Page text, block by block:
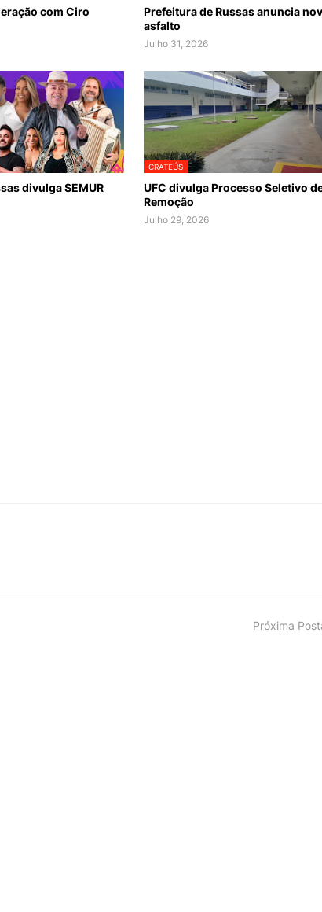
com Ciro
Prefeitura de Russas anuncia
asfalto
Julho 31, 2026
divulga SEMUR
CRATEÚS
UFC divulga Processo Seletivo
Remoção
Julho 29, 2026
Próxima